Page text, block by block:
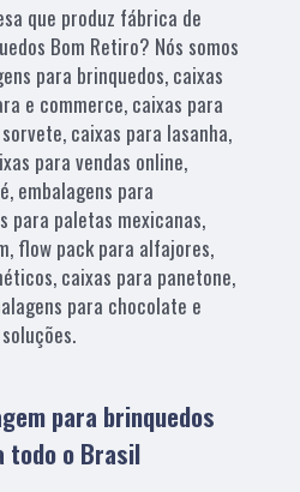
que produz fábrica de
Bom Retiro? Nós somos
para brinquedos, caixas
e commerce, caixas para
caixas para lasanha,
para vendas online,
embalagens para
para paletas mexicanas,
flow pack para alfajores,
caixas para panetone,
para chocolate e
para brinquedos
todo o Brasil